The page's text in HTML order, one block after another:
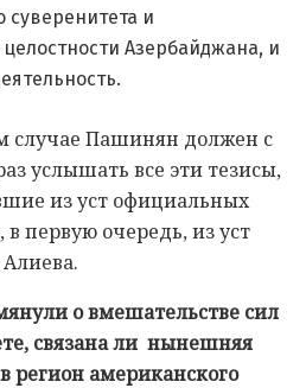
суверенитета и
Азербайджана, и
случае Пашинян должен с
услышать все эти тезисы,
из уст официальных
первую очередь, из уст
о вмешательстве сил
связана ли нынешняя
регион американского